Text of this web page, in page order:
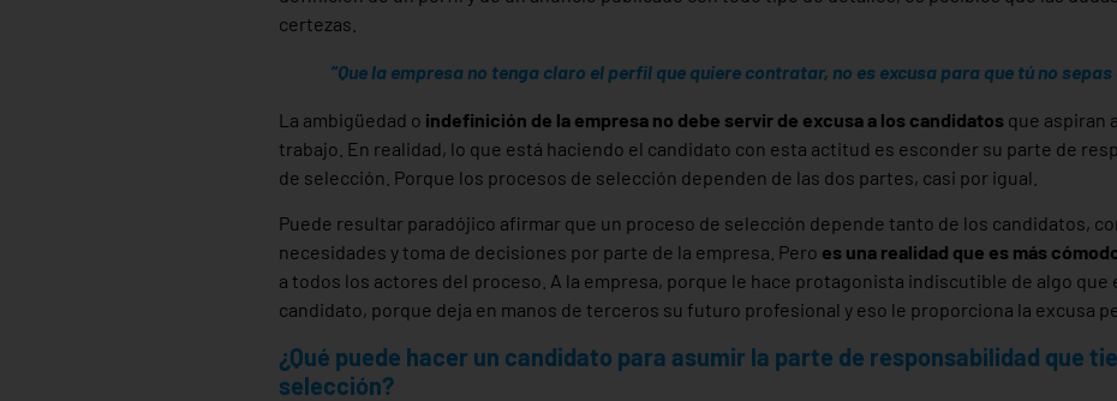
certezas.
“Que la empresa no tenga claro el perfil que quiere contratar, no es excusa para que tú no
La ambigüedad o indefinición de la empresa no debe servir de excusa a los candidatos que aspiran
trabajo. En realidad, lo que está haciendo el candidato con esta actitud es esconder su parte de
de selección. Porque los procesos de selección dependen de las dos partes, casi por igual.
Puede resultar paradójico afirmar que un proceso de selección depende tanto de los candidatos,
necesidades y toma de decisiones por parte de la empresa. Pero es una realidad que es más
a todos los actores del proceso. A la empresa, porque le hace protagonista indiscutible de algo que
candidato, porque deja en manos de terceros su futuro profesional y eso le proporciona la excusa
¿Qué puede hacer un candidato para asumir la parte de responsabilidad que
selección?